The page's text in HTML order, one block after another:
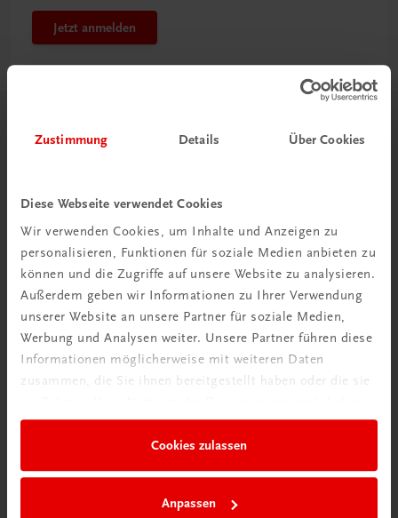
Zustimmung Details Über Cookies
Diese Webseite verwendet Cookies
Wir verwenden Cookies, um Inhalte und Anzeigen zu
personalisieren, Funktionen für soziale Medien anbieten zu
können und die Zugriffe auf unsere Website zu analysieren.
Außerdem geben wir Informationen zu Ihrer Verwendung
unserer Website an unsere Partner für soziale Medien,
Werbung und Analysen weiter. Unsere Partner führen diese
Informationen möglicherweise mit weiteren Daten
zusammen, die Sie ihnen bereitgestellt haben oder die sie
Cookies zulassen
Anpassen
Jetzt anmelden
Herzlich willkommen bei TRAUNER!
Wir über uns
Familienunternehmen mit 80 Mitarbeiterinnen und
Mitarbeitern, die eines verbindet: Begeisterung für unsere
Produkte.
mehr erfahren
Wir sind gerne für Sie da
TRAUNER Verlag + Buchservice GmbH